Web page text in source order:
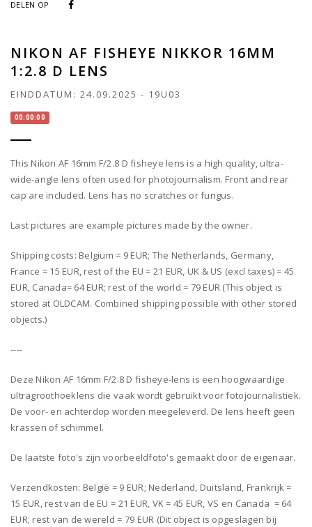
DELEN OP
NIKON AF FISHEYE NIKKOR 16MM
1:2.8 D LENS
EINDDATUM: 24.09.2025 - 19U03
00:00:00
This Nikon AF 16mm F/2.8 D fisheye lens is a high quality, ultra-
wide-angle lens often used for photojournalism. Front and rear
cap are included. Lens has no scratches or fungus.
Last pictures are example pictures made by the owner.
Shipping costs: Belgium = 9 EUR; The Netherlands, Germany,
France = 15 EUR, rest of the EU = 21 EUR, UK & US (excl taxes) = 45
EUR, Canada= 64 EUR; rest of the world = 79 EUR (This object is
stored at OLDCAM. Combined shipping possible with other stored
objects.)
----
Deze Nikon AF 16mm F/2.8 D fisheye-lens is een hoogwaardige
ultragroothoeklens die vaak wordt gebruikt voor fotojournalistiek.
De voor- en achterdop worden meegeleverd. De lens heeft geen
krassen of schimmel.
De laatste foto's zijn voorbeeldfoto's gemaakt door de eigenaar.
Verzendkosten: België = 9 EUR; Nederland, Duitsland, Frankrijk =
15 EUR, rest van de EU = 21 EUR, VK = 45 EUR, VS en Canada = 64
EUR; rest van de wereld = 79 EUR (Dit object is opgeslagen bij